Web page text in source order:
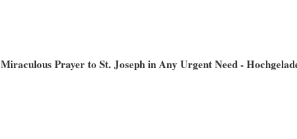
Miraculous Prayer to St. Joseph in Any Urgent Need -